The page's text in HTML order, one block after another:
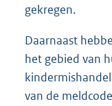
gekregen.
Daarnaast
het gebied van
van de